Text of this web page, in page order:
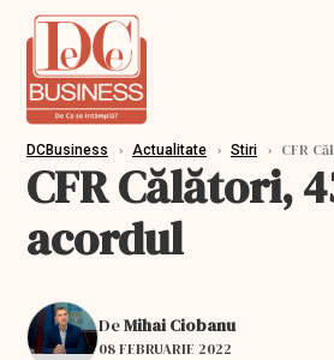
DCBusiness › Actualitate › Stiri › CFR
CFR Călători,
acordul
DeMihai Ciobanu
08 FEBRUARIE 2022